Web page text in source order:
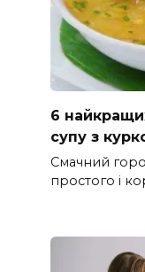
6
супу з
Смачний
простого і